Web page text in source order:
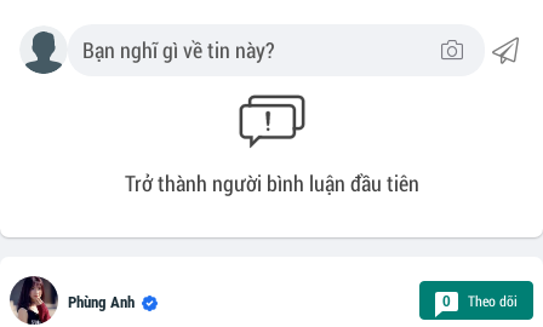
Trở thành người bình luận đầu tiên
Phùng Anh 0 Theo dõi